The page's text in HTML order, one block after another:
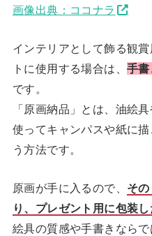
画像出典：ココナラ
インテリアとして飾る観
トに使用する場合は、手書
です。
「原画納品」とは、油絵
使ってキャンパスや紙に
う方法です。
原画が手に入るので、 そ
り、プレゼント用に包装し
絵具の質感や手書きなら